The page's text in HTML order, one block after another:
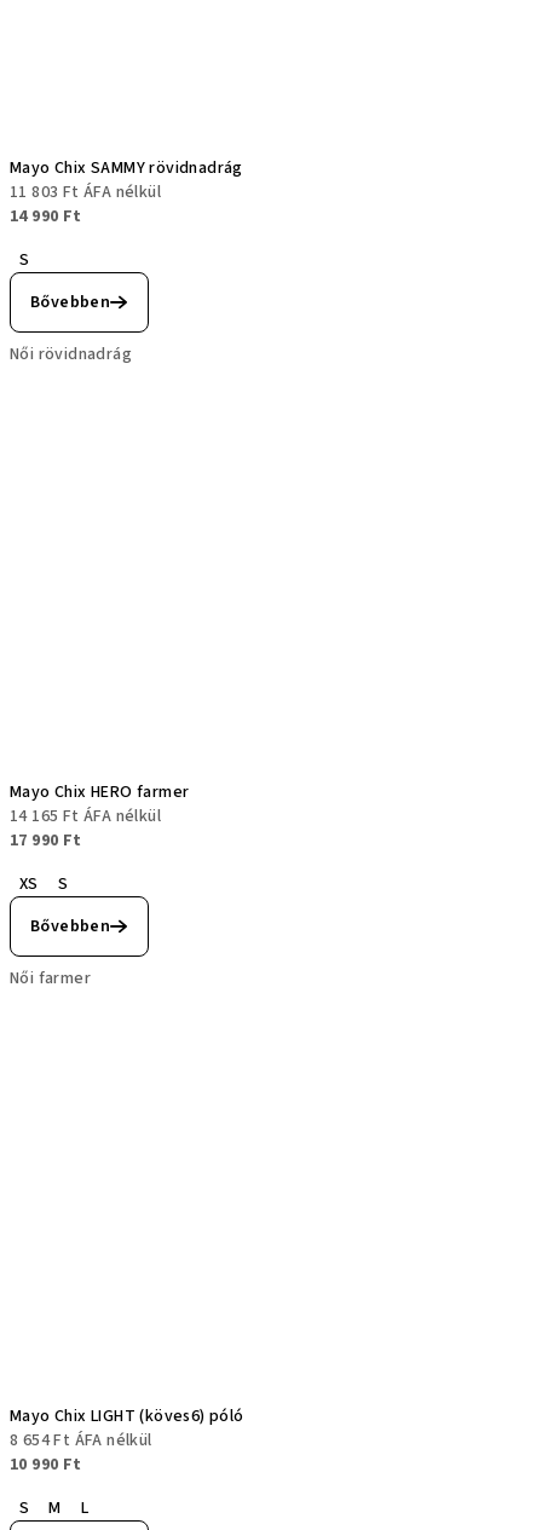
Mayo Chix SAMMY rövidnadrág
11 803 Ft ÁFA nélkül
14 990 Ft
S
Bővebben
Női rövidnadrág
Mayo Chix HERO farmer
14 165 Ft ÁFA nélkül
17 990 Ft
XS
S
Bővebben
Női farmer
Mayo Chix LIGHT (köves6) póló
8 654 Ft ÁFA nélkül
10 990 Ft
S
M
L